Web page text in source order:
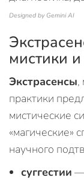
Designed by Gemini AI
мистики
Экстрасенсы,
практики
мистические
«магические»
научного
суггестии —